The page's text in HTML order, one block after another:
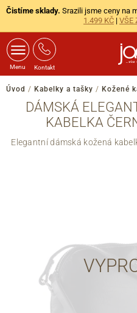
Čistíme sklady. Srazili jsme ceny na
1.499 KČ | VŠE
Menu Kontakt
Úvod / Kabelky a tašky / Kožené
DÁMSKÁ
KABELKA
Elegantní dámská kožená